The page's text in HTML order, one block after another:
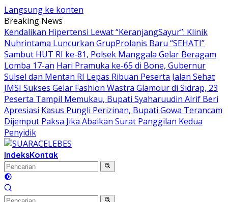
Langsung ke konten
Breaking News
Kendalikan Hipertensi Lewat “KeranjangSayur”: Klinik
Nuhrintama Luncurkan GrupProlanis Baru “SEHATI”
Sambut HUT RI ke-81, Polsek Manggala Gelar Beragam
Lomba 17-an Hari Pramuka ke-65 di Bone, Gubernur
Sulsel dan Mentan RI Lepas Ribuan Peserta Jalan Sehat
JMSI Sukses Gelar Fashion Wastra Glamour di Sidrap, 23
Peserta Tampil Memukau, Bupati Syaharuudin Alrif Beri
Apresiasi Kasus Pungli Perizinan, Bupati Gowa Terancam
Dijemput Paksa Jika Abaikan Surat Panggilan Kedua
Penyidik
IndeksKontak